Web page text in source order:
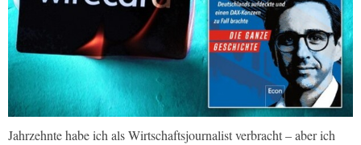
Jahrzehnte habe ich als Wirtschaftsjournalist verbracht – aber ich